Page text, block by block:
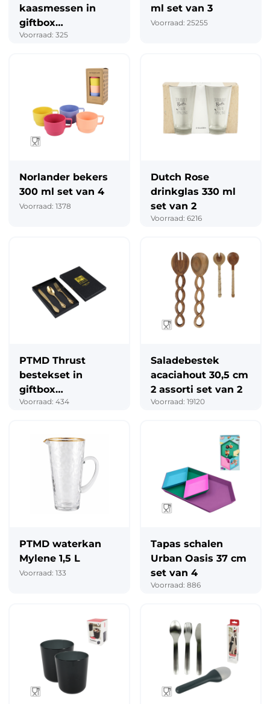
kaasmessen in
giftbox
goudkleurig set
Voorraad: 325
ml set van 3
Voorraad: 25255
Norlander bekers
300 ml set van 4
Voorraad: 1378
Dutch Rose
drinkglas 330 ml
set van 2
Voorraad: 6216
PTMD Thrust
bestekset in
giftbox
goudkleurig set
Voorraad: 434
Saladebestek
acaciahout 30,5 cm
2 assorti set van 2
Voorraad: 19120
PTMD waterkan
Mylene 1,5 L
Voorraad: 133
Tapas schalen
Urban Oasis 37 cm
set van 4
Voorraad: 886